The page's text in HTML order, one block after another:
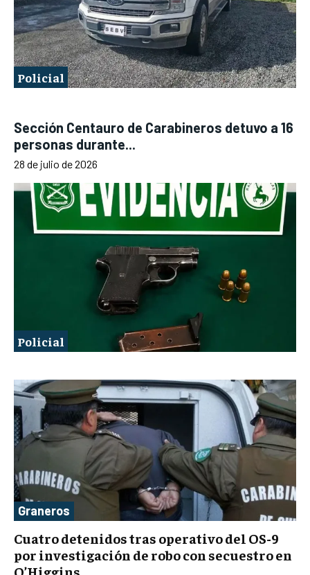
Policial
Sección Centauro de Carabineros detuvo a 16
personas durante...
28 de julio de 2026
Policial
Graneros
Cuatro detenidos tras operativo del OS-9
por investigación de robo con secuestro en
O’Higgins